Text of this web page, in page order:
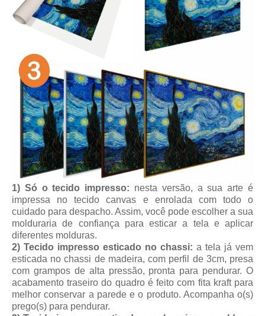
1) Só o tecido impresso: nesta versão, a sua arte é
impressa no tecido canvas e enrolada com todo o
cuidado para despacho. Assim, você pode escolher a sua
molduraria de confiança para esticar a tela e aplicar
diferentes molduras.
2) Tecido impresso esticado no chassi: a tela já vem
esticada no chassi de madeira, com perfil de 3cm, presa
com grampos de alta pressão, pronta para pendurar. O
acabamento traseiro do quadro é feito com fita kraft para
melhor conservar a parede e o produto. Acompanha o(s)
prego(s) para pendurar.